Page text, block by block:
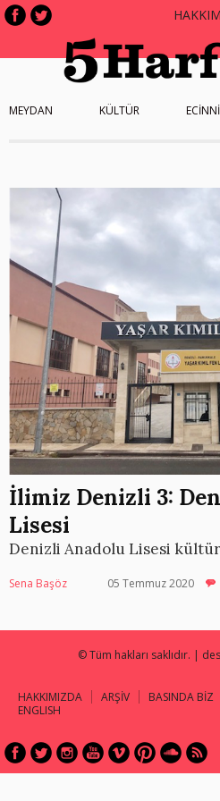
MEYDAN KÜLTÜR
İlimiz Denizli 3:
Lisesi
Denizli Anadolu Lisesi
Sena Başöz 05 Temmuz 2020
© Tüm hakları saklıdır. |
HAKKIMIZDA ARŞİV BASINDA BİZ
ENGLISH